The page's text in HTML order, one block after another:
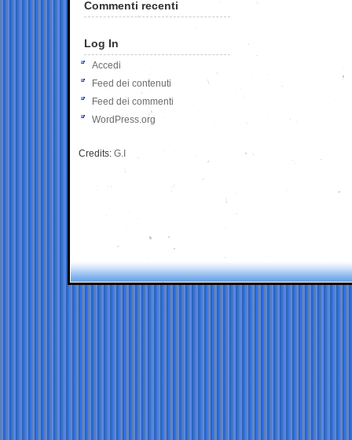
Commenti recenti
Log In
Accedi
Feed dei contenuti
Feed dei commenti
WordPress.org
Credits: G.I